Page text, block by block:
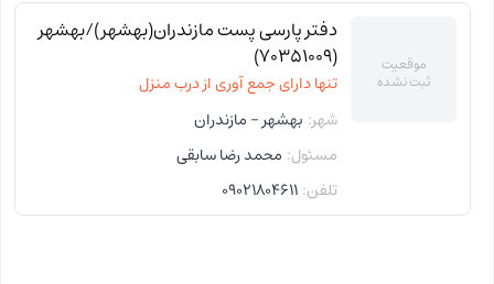
موقعیت
ثبت نشده
دفتر پارسی پست مازندران(بهشهر)/بهشهر
(70351009)
تنها دارای جمع آوری از درب منزل
شهر: بهشهر - مازندران
مسئول: محمد رضا سابقی
تلفن: 09021804611